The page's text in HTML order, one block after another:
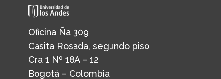
Oficina Ña 309
Casita Rosada, segundo piso
Cra 1 Nº 18A – 12
Bogotá – Colombia